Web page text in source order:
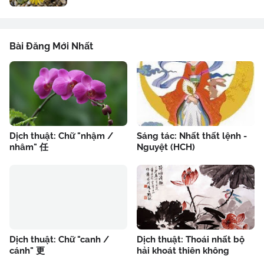
Bài Đăng Mới Nhất
Dịch thuật: Chữ "nhậm /
nhâm" 任
Sáng tác: Nhất thất lệnh -
Nguyệt (HCH)
Dịch thuật: Chữ "canh /
cánh" 更
Dịch thuật: Thoái nhất bộ
hải khoát thiên không